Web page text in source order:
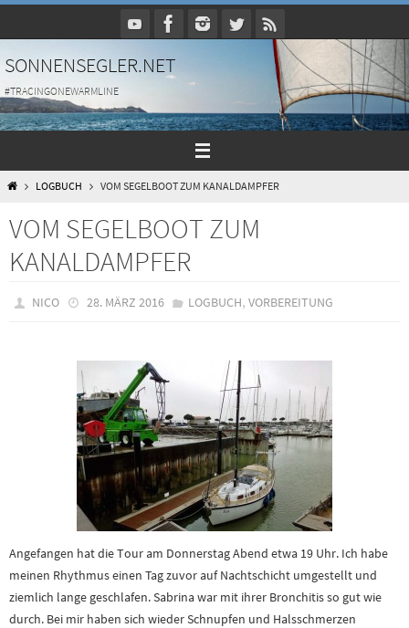
Inhalt
springen
SONNENSEGLER.NET
#TRACINGONEWARMLINE
HOMELOGBUCH VOM SEGELBOOT ZUM KANALDAMPFER
VOM SEGELBOOT ZUM
KANALDAMPFER
NICO 28. MÄRZ 2016 LOGBUCH, VORBEREITUNG
Angefangen hat die Tour am Donnerstag Abend etwa 19 Uhr. Ich habe
meinen Rhythmus einen Tag zuvor auf Nachtschicht umgestellt und
ziemlich lange geschlafen. Sabrina war mit ihrer Bronchitis so gut wie
durch. Bei mir haben sich wieder Schnupfen und Halsschmerzen